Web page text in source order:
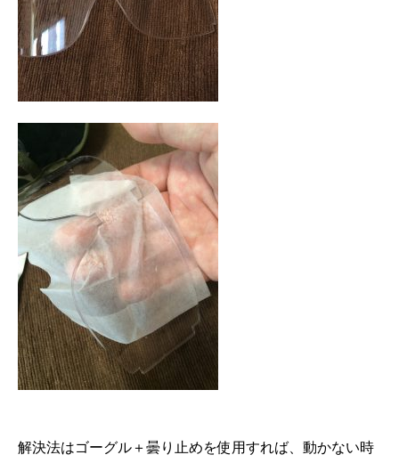
解決法はゴーグル＋曇り止めを使用すれば、動かない時